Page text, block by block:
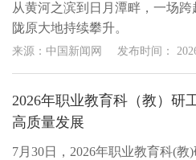
从黄河之滨到日月潭畔，一场
陇原大地持续攀升。
来源：中国新闻网 发布时间：
2026年职业教育科（教）研
高质量发展
7月30日，2026年职业教育科(